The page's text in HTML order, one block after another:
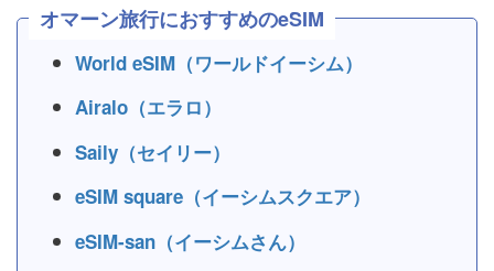
オマーン旅行におすすめのeSIM
World eSIM（ワールドイーシム）
Airalo（エラロ）
Saily（セイリー）
eSIM square（イーシムスクエア）
eSIM-san（イーシムさん）